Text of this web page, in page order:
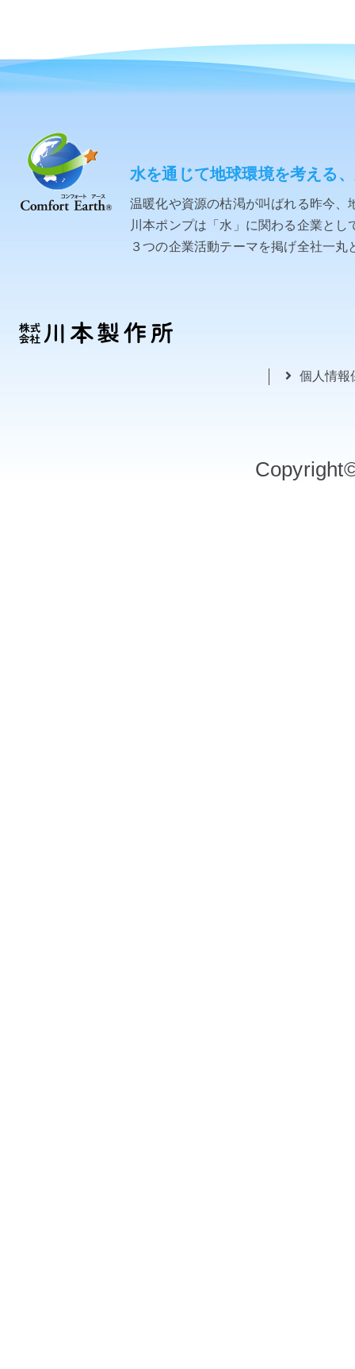
水を通じて地球環境を考える
温暖化や資源の枯渇が叫ばれる昨今
川本ポンプは「水」に関わる企業と
３つの企業活動テーマを掲げ全社一
個人情報